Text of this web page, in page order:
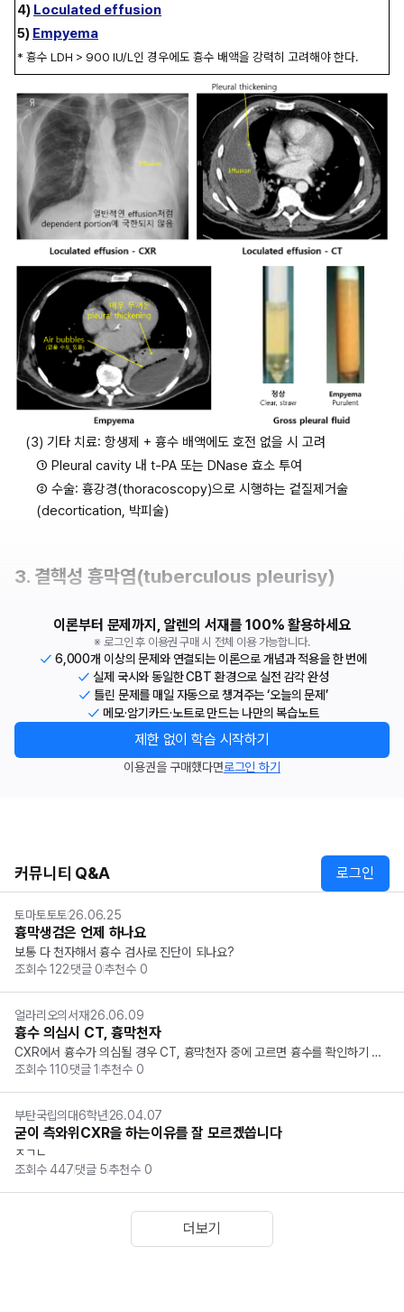
4) Loculated effusion
5) Empyema
* 흉수 LDH > 900 IU/L인 경우에도 흉수 배액을 강력히 고려해야 한다.
(3) 기타 치료: 항생제 + 흉수 배액에도 호전 없을 시 고려
① Pleural cavity 내 t-PA 또는 DNase 효소 투여
② 수술: 흉강경(thoracoscopy)으로 시행하는 겉질제거술
(decortication, 박피술)
3. 결핵성 흉막염(tuberculous pleurisy)
이론부터 문제까지, 알렌의 서재를 100% 활용하세요
※ 로그인 후 이용권 구매 시 전체 이용 가능합니다.
6,000개 이상의 문제와 연결되는 이론으로 개념과 적용을 한 번에
실제 국시와 동일한 CBT 환경으로 실전 감각 완성
틀린 문제를 매일 자동으로 챙겨주는 ‘오늘의 문제’
메모·암기카드·노트로 만드는 나만의 복습노트
제한 없이 학습 시작하기
이용권을 구매했다면로그인 하기
커뮤니티 Q&A 로그인
토마토토토26.06.25
흉막생검은 언제 하나요
보통 다 천자해서 흉수 검사로 진단이 되나요?
조회수122댓글 0추천수 0
얼라리오의서재26.06.09
흉수 의심시 CT, 흉막천자
CXR에서 흉수가 의심될 경우 CT, 흉막천자 중에 고르면 흉수를 확인하기 위
한 CT 를 골라야하는걸까요? 지피티 기준은 흉막천자라고 해서 여쭤봅니다.
조회수110댓글1추천수 0
부탄국립의대6학년26.04.07
굳이 측와위CXR을 하는이유를 잘 모르겠씁니다
ㅈㄱㄴ
조회수447댓글 5추천수 0
더보기